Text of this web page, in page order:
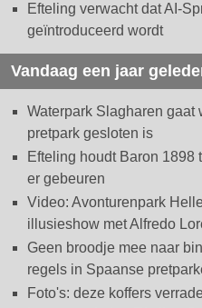
Efteling verwacht dat AI-
geïntroduceerd wordt
Vandaag een jaar
Waterpark Slagharen gaat
pretpark gesloten is
Efteling houdt Baron 1898
er gebeuren
Video: Avonturenpark
illusieshow met Alfredo
Geen broodje mee naar
regels in Spaanse
Foto's: deze koffers